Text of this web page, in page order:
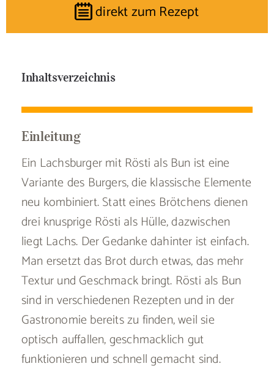
direkt zum Rezept
Inhaltsverzeichnis
Einleitung
Ein Lachsburger mit Rösti als Bun ist eine
Variante des Burgers, die klassische Elemente
neu kombiniert. Statt eines Brötchens dienen
drei knusprige Rösti als Hülle, dazwischen
liegt Lachs. Der Gedanke dahinter ist einfach.
Man ersetzt das Brot durch etwas, das mehr
Textur und Geschmack bringt. Rösti als Bun
sind in verschiedenen Rezepten und in der
Gastronomie bereits zu finden, weil sie
optisch auffallen, geschmacklich gut
funktionieren und schnell gemacht sind.